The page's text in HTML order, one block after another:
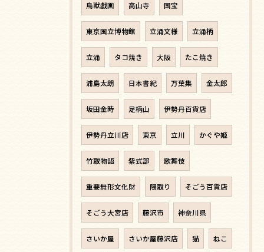
鳥獣戯画 高山寺 国宝
東京国立博物館 立涌文様 立涌柄
立涌 タコ焼き 大阪 たこ焼き
浦島太朗 日本書紀 万葉集 金太郎
坂田金時 足柄山 伊勢丹百貨店
伊勢丹立川店 東京 立川 かぐや姫
竹取物語 紫式部 歌舞伎
重要無形文化財 隈取り そごう百貨店
そごう大宮店 藤沢市 神奈川県
さいか屋 さいか屋藤沢店 猫 ねこ